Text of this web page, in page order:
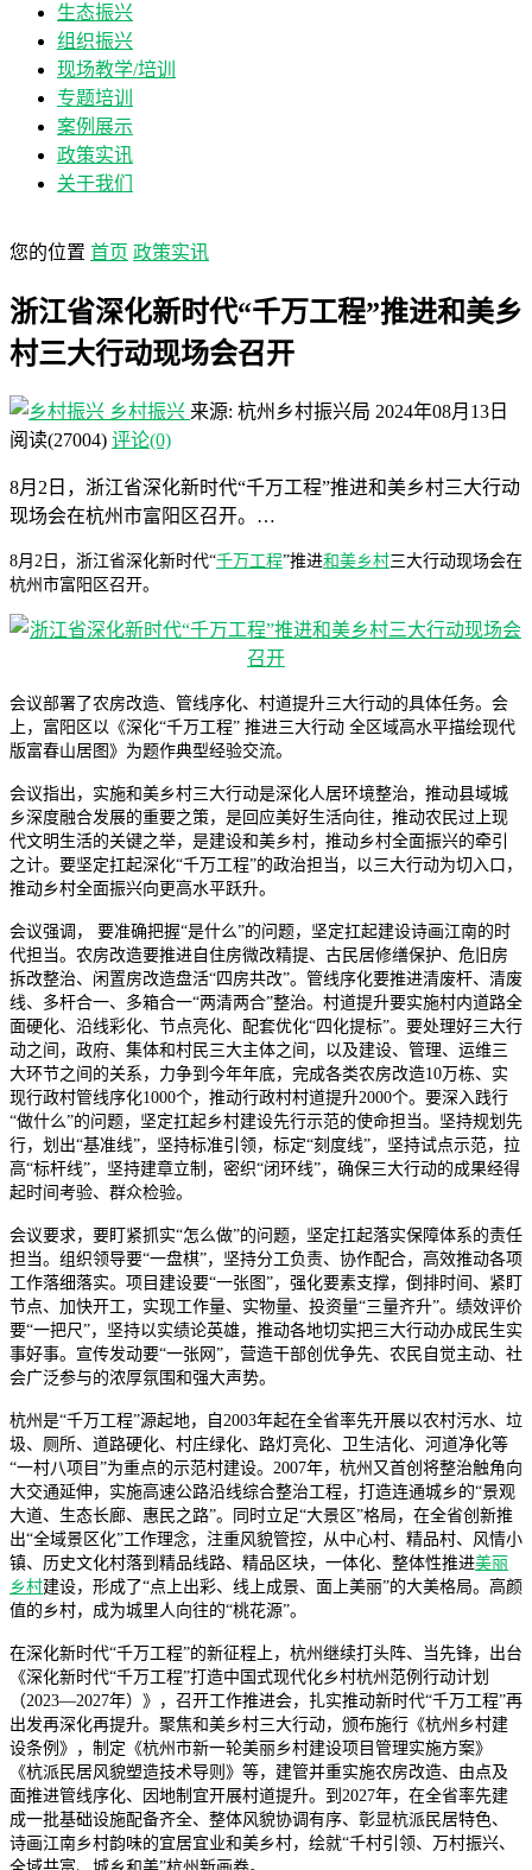
生态振兴
组织振兴
现场教学/培训
专题培训
案例展示
政策实讯
关于我们
您的位置 首页 政策实讯
浙江省深化新时代“千万工程”推进和美乡
村三大行动现场会召开
乡村振兴 来源: 杭州乡村振兴局 2024年08月13日
阅读(27004) 评论(0)
8月2日，浙江省深化新时代“千万工程”推进和美乡村三大行动
现场会在杭州市富阳区召开。…
8月2日，浙江省深化新时代“千万工程”推进和美乡村三大行动现场会在
杭州市富阳区召开。
会议部署了农房改造、管线序化、村道提升三大行动的具体任务。会
上，富阳区以《深化“千万工程” 推进三大行动 全区域高水平描绘现代
版富春山居图》为题作典型经验交流。
会议指出，实施和美乡村三大行动是深化人居环境整治，推动县域城
乡深度融合发展的重要之策，是回应美好生活向往，推动农民过上现
代文明生活的关键之举，是建设和美乡村，推动乡村全面振兴的牵引
之计。要坚定扛起深化“千万工程”的政治担当，以三大行动为切入口，
推动乡村全面振兴向更高水平跃升。
会议强调， 要准确把握“是什么”的问题，坚定扛起建设诗画江南的时
代担当。农房改造要推进自住房微改精提、古民居修缮保护、危旧房
拆改整治、闲置房改造盘活“四房共改”。管线序化要推进清废杆、清废
线、多杆合一、多箱合一“两清两合”整治。村道提升要实施村内道路全
面硬化、沿线彩化、节点亮化、配套优化“四化提标”。要处理好三大行
动之间，政府、集体和村民三大主体之间，以及建设、管理、运维三
大环节之间的关系，力争到今年年底，完成各类农房改造10万栋、实
现行政村管线序化1000个，推动行政村村道提升2000个。要深入践行
“做什么”的问题，坚定扛起乡村建设先行示范的使命担当。坚持规划先
行，划出“基准线”，坚持标准引领，标定“刻度线”，坚持试点示范，拉
高“标杆线”，坚持建章立制，密织“闭环线”，确保三大行动的成果经得
起时间考验、群众检验。
会议要求，要盯紧抓实“怎么做”的问题，坚定扛起落实保障体系的责任
担当。组织领导要“一盘棋”，坚持分工负责、协作配合，高效推动各项
工作落细落实。项目建设要“一张图”，强化要素支撑，倒排时间、紧盯
节点、加快开工，实现工作量、实物量、投资量“三量齐升”。绩效评价
要“一把尺”，坚持以实绩论英雄，推动各地切实把三大行动办成民生实
事好事。宣传发动要“一张网”，营造干部创优争先、农民自觉主动、社
会广泛参与的浓厚氛围和强大声势。
杭州是“千万工程”源起地，自2003年起在全省率先开展以农村污水、垃
圾、厕所、道路硬化、村庄绿化、路灯亮化、卫生洁化、河道净化等
“一村八项目”为重点的示范村建设。2007年，杭州又首创将整治触角向
大交通延伸，实施高速公路沿线综合整治工程，打造连通城乡的“景观
大道、生态长廊、惠民之路”。同时立足“大景区”格局，在全省创新推
出“全域景区化”工作理念，注重风貌管控，从中心村、精品村、风情小
镇、历史文化村落到精品线路、精品区块，一体化、整体性推进美丽
乡村建设，形成了“点上出彩、线上成景、面上美丽”的大美格局。高颜
值的乡村，成为城里人向往的“桃花源”。
在深化新时代“千万工程”的新征程上，杭州继续打头阵、当先锋，出台
《深化新时代“千万工程”打造中国式现代化乡村杭州范例行动计划
（2023—2027年）》，召开工作推进会，扎实推动新时代“千万工程”再
出发再深化再提升。聚焦和美乡村三大行动，颁布施行《杭州乡村建
设条例》，制定《杭州市新一轮美丽乡村建设项目管理实施方案》
《杭派民居风貌塑造技术导则》等，建管并重实施农房改造、由点及
面推进管线序化、因地制宜开展村道提升。到2027年，在全省率先建
成一批基础设施配备齐全、整体风貌协调有序、彰显杭派民居特色、
诗画江南乡村韵味的宜居宜业和美乡村，绘就“千村引领、万村振兴、